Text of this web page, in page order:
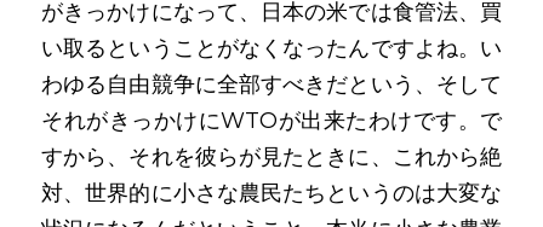
がきっかけになって、日本の米では食管法、買
い取るということがなくなったんですよね。い
わゆる自由競争に全部すべきだという、そして
それがきっかけにWTOが出来たわけです。で
すから、それを彼らが見たときに、これから絶
対、世界的に小さな農民たちというのは大変な